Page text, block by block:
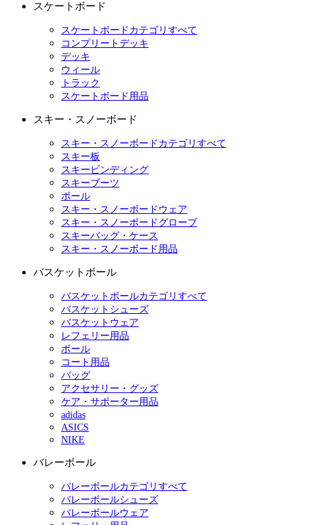
スケートボード
スケートボードカテゴリすべて
コンプリートデッキ
デッキ
ウィール
トラック
スケートボード用品
スキー・スノーボード
スキー・スノーボードカテゴリすべて
スキー板
スキービンディング
スキーブーツ
ポール
スキー・スノーボードウェア
スキー・スノーボードグローブ
スキーバッグ・ケース
スキー・スノーボード用品
バスケットボール
バスケットボールカテゴリすべて
バスケットシューズ
バスケットウェア
レフェリー用品
ボール
コート用品
バッグ
アクセサリー・グッズ
ケア・サポーター用品
adidas
ASICS
NIKE
バレーボール
バレーボールカテゴリすべて
バレーボールシューズ
バレーボールウェア